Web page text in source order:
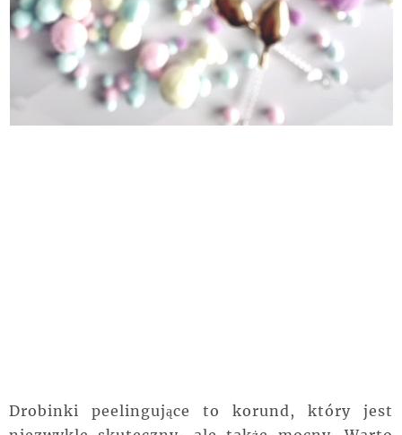
Drobinki peelingujące to korund, który jest